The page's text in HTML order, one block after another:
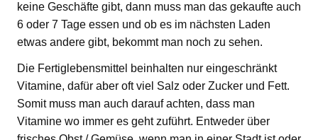
keine Geschäfte gibt, dann muss man das gekaufte auch
6 oder 7 Tage essen und ob es im nächsten Laden
etwas andere gibt, bekommt man noch zu sehen.
Die Fertiglebensmittel beinhalten nur eingeschränkt
Vitamine, dafür aber oft viel Salz oder Zucker und Fett.
Somit muss man auch darauf achten, dass man
Vitamine wo immer es geht zuführt. Entweder über